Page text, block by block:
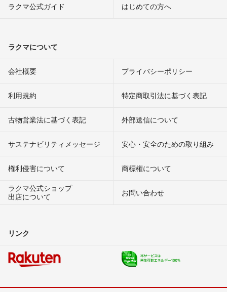
ラクマ公式ガイド はじめての方へ
ラクマについて
会社概要 プライバシーポリシー
利用規約 特定商取引法に基づく表記
古物営業法に基づく表記 外部送信について
サステナビリティメッセージ 安心・安全のための取り組み
権利侵害について
商標権について
ラクマ公式ショップ
出店について
お問い合わせ
リンク